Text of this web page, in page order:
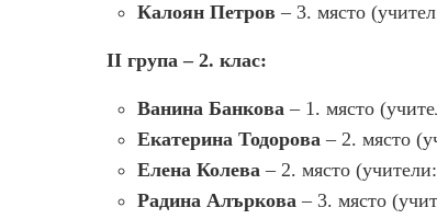
Калоян Петров – 3. място
II група – 2. клас:
Ванина Банкова – 1. място
Екатерина Тодорова – 2. място
Елена Колева – 2. място
Радина Алъркова – 3. място